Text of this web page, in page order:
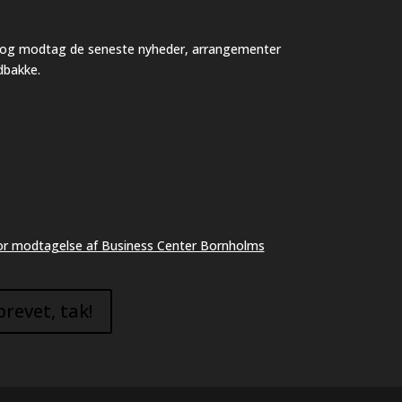
modtag de seneste nyheder, arrangementer
modtagelse af Business Center Bornholms